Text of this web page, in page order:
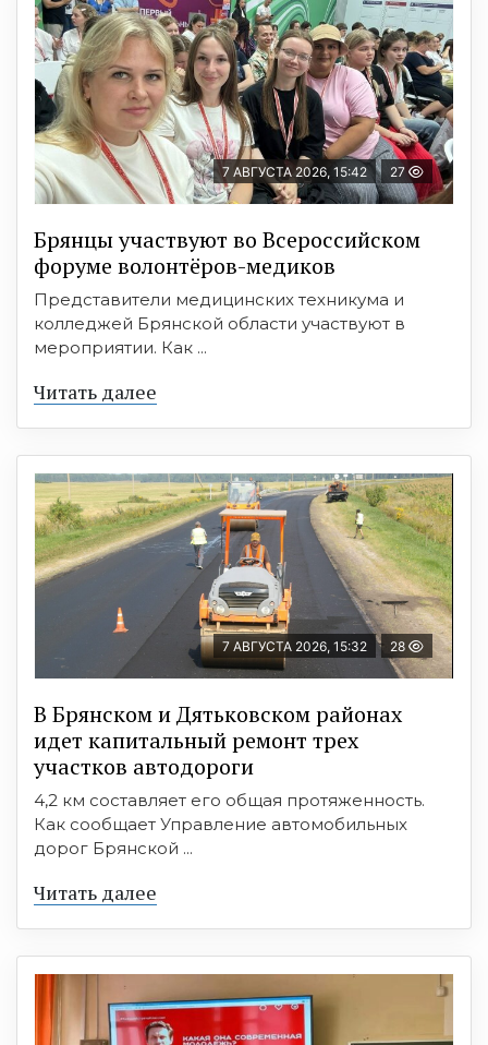
7 АВГУСТА 2026, 15:42 27
Брянцы участвуют во Всероссийском
форуме волонтёров-медиков
Представители медицинских техникума и
колледжей Брянской области участвуют в
мероприятии. Как ...
Читать далее
7 АВГУСТА 2026, 15:32 28
В Брянском и Дятьковском районах
идет капитальный ремонт трех
участков автодороги
4,2 км составляет его общая протяженность.
Как сообщает Управление автомобильных
дорог Брянской ...
Читать далее